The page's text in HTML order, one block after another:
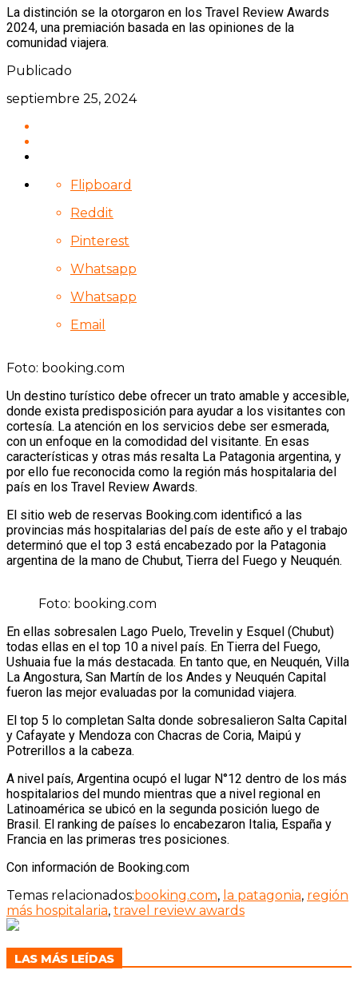
La distinción se la otorgaron en los Travel Review Awards
2024, una premiación basada en las opiniones de la
comunidad viajera.
Publicado
septiembre 25, 2024
Flipboard
Reddit
Pinterest
Whatsapp
Whatsapp
Email
Foto: booking.com
Un destino turístico debe ofrecer un trato amable y accesible,
donde exista predisposición para ayudar a los visitantes con
cortesía. La atención en los servicios debe ser esmerada,
con un enfoque en la comodidad del visitante. En esas
características y otras más resalta La Patagonia argentina, y
por ello fue reconocida como la región más hospitalaria del
país en los Travel Review Awards.
El sitio web de reservas Booking.com identificó a las
provincias más hospitalarias del país de este año y el trabajo
determinó que el top 3 está encabezado por la Patagonia
argentina de la mano de Chubut, Tierra del Fuego y Neuquén.
Foto: booking.com
En ellas sobresalen Lago Puelo, Trevelin y Esquel (Chubut)
todas ellas en el top 10 a nivel país. En Tierra del Fuego,
Ushuaia fue la más destacada. En tanto que, en Neuquén, Villa
La Angostura, San Martín de los Andes y Neuquén Capital
fueron las mejor evaluadas por la comunidad viajera.
El top 5 lo completan Salta donde sobresalieron Salta Capital
y Cafayate y Mendoza con Chacras de Coria, Maipú y
Potrerillos a la cabeza.
A nivel país, Argentina ocupó el lugar N°12 dentro de los más
hospitalarios del mundo mientras que a nivel regional en
Latinoamérica se ubicó en la segunda posición luego de
Brasil. El ranking de países lo encabezaron Italia, España y
Francia en las primeras tres posiciones.
Con información de Booking.com
Temas relacionados:booking.com, la patagonia, región
más hospitalaria, travel review awards
LAS MÁS LEÍDAS